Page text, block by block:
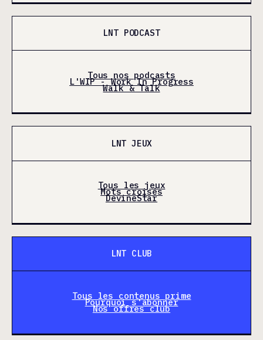
LNT PODCAST
Tous nos podcasts
L'WIP - Work In Progress
Walk & Talk
LNT JEUX
Tous les jeux
Mots croisés
DevineStar
LNT CLUB
Tous les contenus prime
Pourquoi s'abonner
Nos offres club